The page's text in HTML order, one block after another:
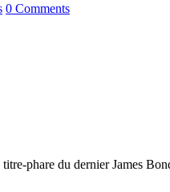
0 Comments
phare du dernier James